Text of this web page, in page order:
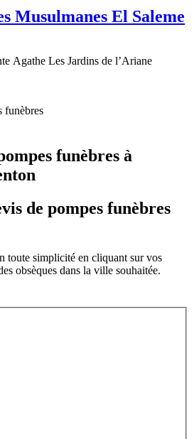
Musulmanes El Saleme
Agathe Les Jardins de l’Ariane
funèbres
funèbres à
de pompes funèbres
toute simplicité en cliquant sur vos
obsèques dans la ville souhaitée.